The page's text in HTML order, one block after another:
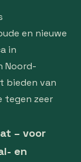
en nieuwe
in
Noord-
bieden van
tegen zeer
– voor
en